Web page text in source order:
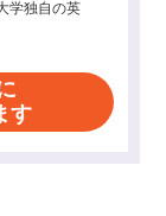
学独自の英
す